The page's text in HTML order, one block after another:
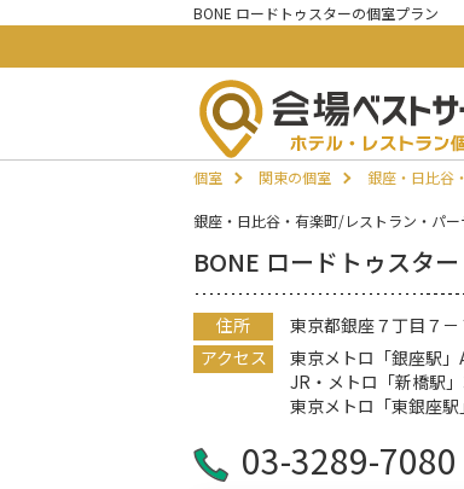
BONE ロードトゥスターの個室プラン
個室 関東の個室 銀座・日比谷
銀座・日比谷・有楽町/レストラン・パ
BONE ロードトゥスター
住所
東京都銀座７丁目７
アクセス
東京メトロ「銀座駅
JR・メトロ「新橋駅
東京メトロ「東銀座
03-3289-7080